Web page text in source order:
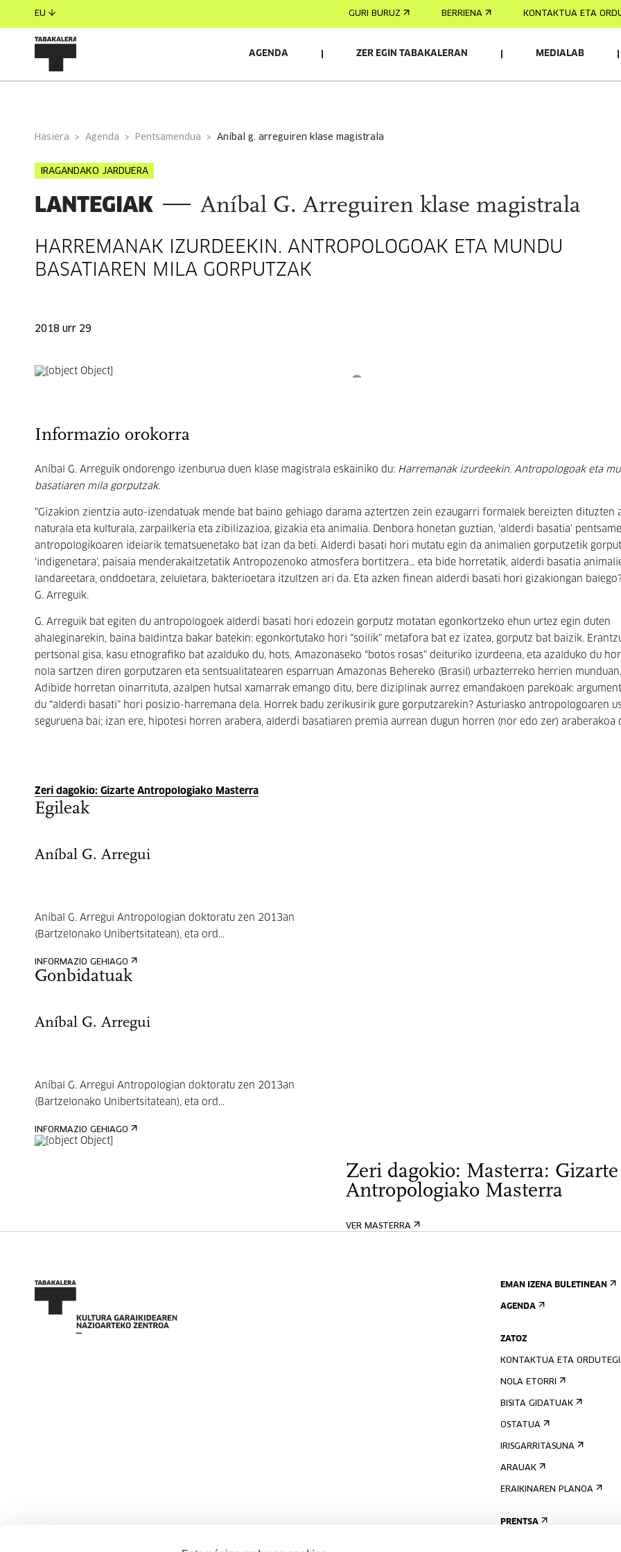
EU GURI BURUZ BERRIENA KONTAKTUA ETA
AGENDA ZER EGIN TABAKALERAN MEDIALAB
Hasiera Agenda Pentsamendua aníbal g. arreguiren klase magistrala
IRAGANDAKO JARDUERA
LANTEGIAK Aníbal G. Arreguiren klase magistrala
HARREMANAK IZURDEEKIN. ANTROPOLOGOAK ETA MUNDU
BASATIAREN MILA GORPUTZAK
2018 urr 29
Informazio orokorra
Aníbal G. Arreguik ondorengo izenburua duen klase magistrala eskainiko du: Harremanak izurdeekin. Antropologoak eta
basatiaren mila gorputzak.
“Gizakion zientzia auto-izendatuak mende bat baino gehiago darama aztertzen zein ezaugarri formalek bereizten dituzten
naturala eta kulturala, zarpailkeria eta zibilizazioa, gizakia eta animalia. Denbora honetan guztian, ‘alderdi basatia’
antropologikoaren ideiarik tematsuenetako bat izan da beti. Alderdi basati hori mutatu egin da animalien gorputzetik
‘indigenetara’, paisaia menderakaitzetatik Antropozenoko atmosfera bortitzera… eta bide horretatik, alderdi basatia
landareetara, onddoetara, zeluletara, bakterioetara itzultzen ari da. Eta azken finean alderdi basati hori gizakiongan
G. Arreguik.
G. Arreguik bat egiten du antropologoek alderdi basati hori edozein gorputz motatan egonkortzeko ehun urtez egin duten
ahaleginarekin, baina baldintza bakar batekin: egonkortutako hori “soilik” metafora bat ez izatea, gorputz bat baizik.
pertsonal gisa, kasu etnografiko bat azalduko du, hots, Amazonaseko “botos rosas” deituriko izurdeena, eta azalduko du
nola sartzen diren gorputzaren eta sentsualitatearen esparruan Amazonas Behereko (Brasil) urbazterreko herrien munduan.
Adibide horretan oinarrituta, azalpen hutsal xamarrak emango ditu, bere diziplinak aurrez emandakoen parekoak:
du “alderdi basati” hori posizio-harremana dela. Horrek badu zerikusirik gure gorputzarekin? Asturiasko antropologoaren
seguruena bai; izan ere, hipotesi horren arabera, alderdi basatiaren premia aurrean dugun horren (nor edo zer) araberakoa
Zeri dagokio: Gizarte Antropologiako Masterra
Egileak
Aníbal G. Arregui
Aníbal G. Arregui Antropologian doktoratu zen 2013an
(Bartzelonako Unibertsitatean), eta ord...
INFORMAZIO GEHIAGO
Gonbidatuak
Aníbal G. Arregui
Aníbal G. Arregui Antropologian doktoratu zen 2013an
(Bartzelonako Unibertsitatean), eta ord...
INFORMAZIO GEHIAGO
Zeri dagokio: Masterra: Gizarte
Antropologiako Masterra
VER MASTERRA
EMAN IZENA BULETINEAN
AGENDA
ZATOZ
KONTAKTUA ETA
NOLA ETORRI
BISITA GIDATUAK
OSTATUA
IRISGARRITASUNA
ARAUAK
ERAIKINAREN PLANOA
PRENTSA